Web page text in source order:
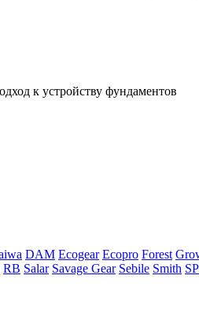
к устройству фундаментов
DAM Ecogear Ecopro Forest
RB Salar Savage Gear Sebile Smith